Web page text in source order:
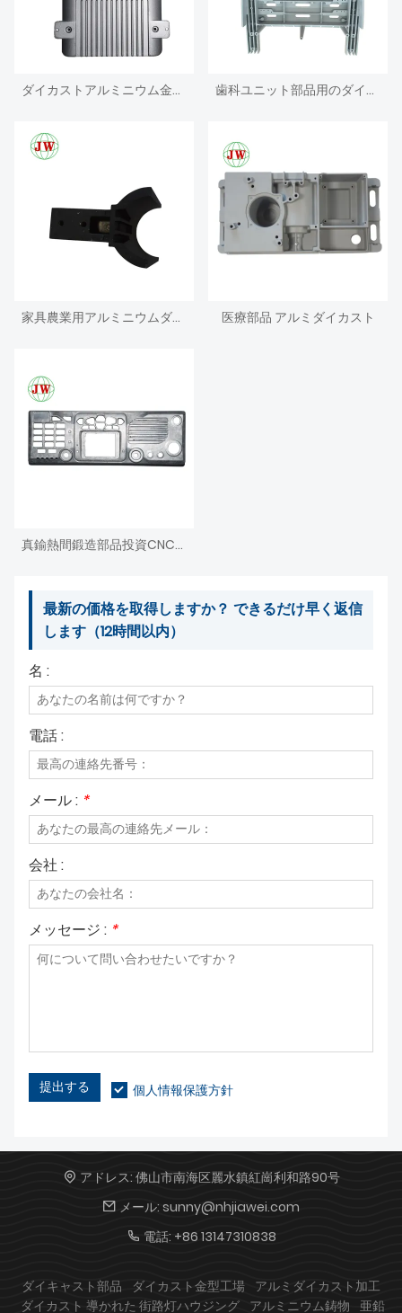
ダイカストアルミニウム金属ブラケット 歯科ユニット部品用のダイカストアルミニウムダイス
家具農業用アルミニウムダイカスト部品 医療部品 アルミダイカスト
真鍮熱間鍛造部品投資CNC機械加工ダイカスト
最新の価格を取得しますか？ できるだけ早く返信
します（12時間以内）
名 :
電話 :
メール : *
会社 :
メッセージ : *
提出する 個人情報保護方針
アドレス: 佛山市南海区麗水鎮紅崗利和路90号
メール: sunny@nhjiawei.com
電話: +86 13147310838
ダイキャスト部品 ダイカスト金型工場 アルミダイカスト加工
ダイカスト 導かれた 街路灯ハウジング アルミニウム鋳物 亜鉛